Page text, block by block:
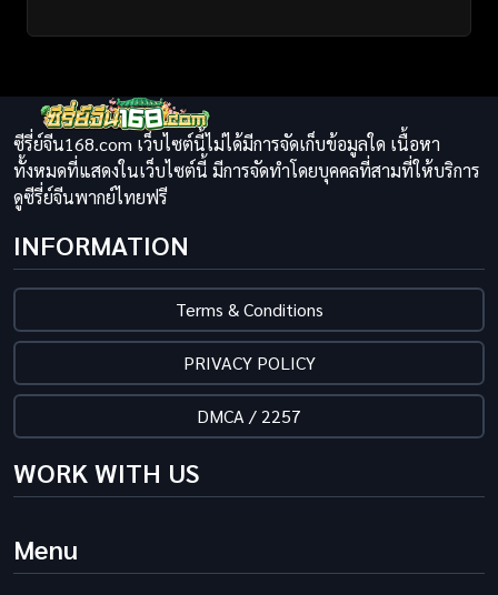
ซีรี่ย์จีน168.com เว็บไซต์นี้ไม่ได้มีการจัดเก็บข้อมูลใด เนื้อหา
ทั้งหมดที่แสดงในเว็บไซต์นี้ มีการจัดทำโดยบุคคลที่สามที่ให้บริการ
ดูซีรี่ย์จีนพากย์ไทยฟรี
INFORMATION
Terms & Conditions
PRIVACY POLICY
DMCA / 2257
WORK WITH US
Menu